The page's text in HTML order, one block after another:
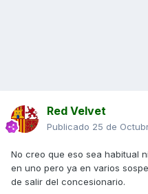
Red Velvet
Publicado 25 de
No creo que eso sea habitual
en uno pero ya en varios
de salir del concesionario.